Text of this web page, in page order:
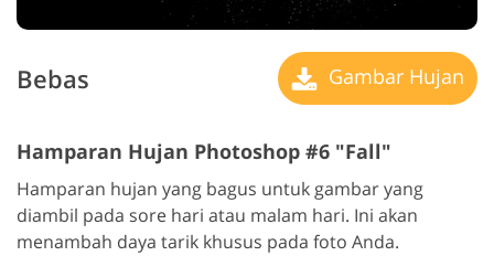
Bebas Gambar Hujan
Hamparan Hujan Photoshop #6 "Fall"
Hamparan hujan yang bagus untuk gambar yang
diambil pada sore hari atau malam hari. Ini akan
menambah daya tarik khusus pada foto Anda.